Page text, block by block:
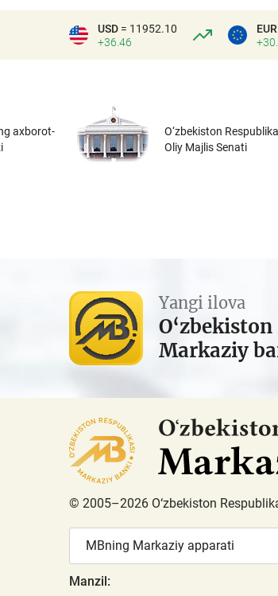
USD = 11952.10
+36.46
EUR
axborot-
O‘zbekiston
Oliy Majlis Senati
Yangi ilova
Markaziy
© 2005–2026 O‘zbekiston
MBning Markaziy apparati
Manzil: